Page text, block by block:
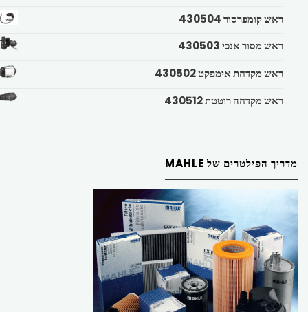
ראש קומפרסור 430504
ראש מסור אנכי 430503
ראש מקדחת אימפקט 430502
ראש מקדחה רוטטת 430512
מדריך הפילטרים של MAHLE